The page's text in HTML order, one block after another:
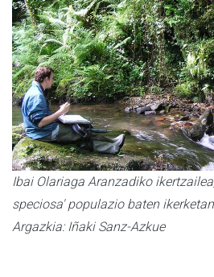
Ibai Olariaga Aranzadiko
speciosa' populazio baten
Argazkia: Iñaki Sanz-Azkue